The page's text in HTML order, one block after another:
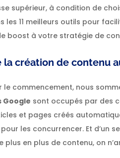
supérieur, à condition de
les 11 meilleurs outils pour
boost à votre stratégie de
la création de contenu
commencement, nous
Google sont occupés par des
et pages créés
les concurrencer. Et d’un
plus en plus de contenu, on